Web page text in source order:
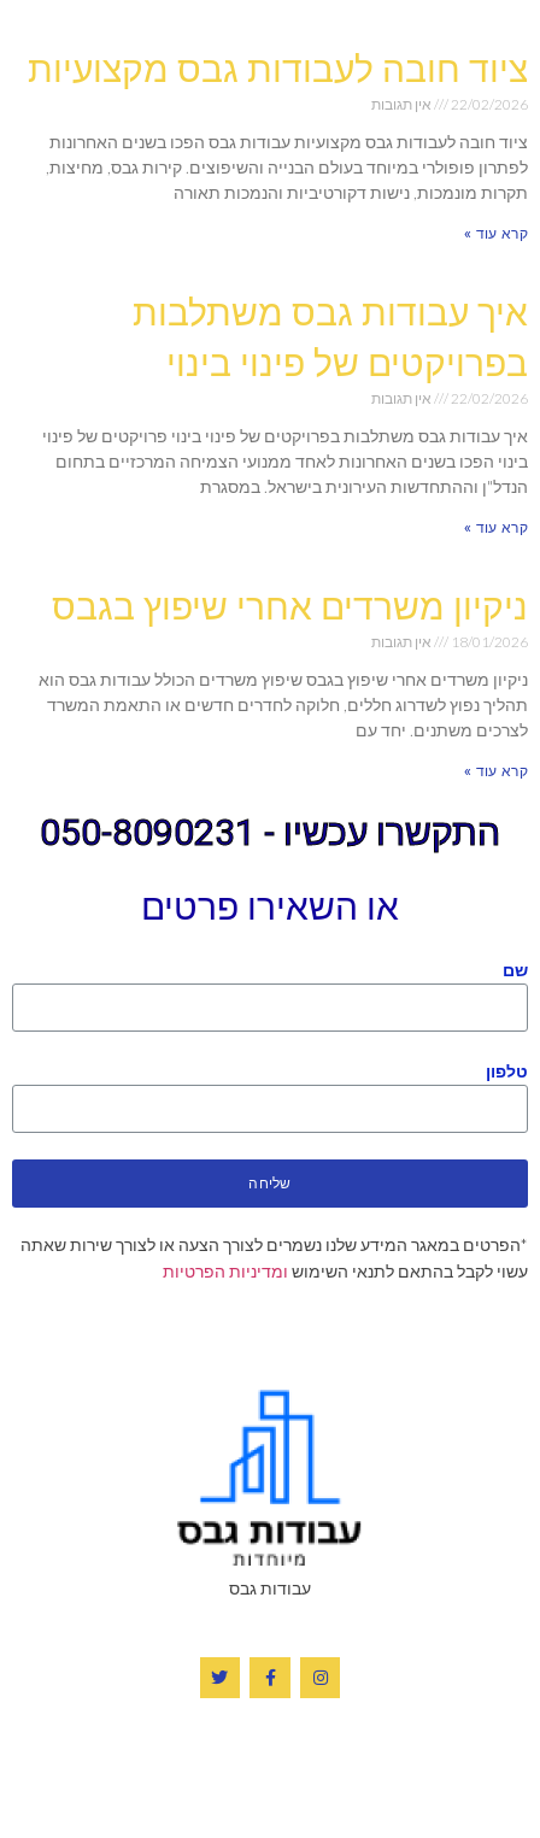
ציוד חובה לעבודות גבס מקצועיות
22/02/2026 אין תגובות
ציוד חובה לעבודות גבס מקצועיות עבודות גבס הפכו בשנים האחרונות
לפתרון פופולרי במיוחד בעולם הבנייה והשיפוצים. קירות גבס, מחיצות,
תקרות מונמכות, נישות דקורטיביות והנמכות תאורה
קרא עוד »
איך עבודות גבס משתלבות
בפרויקטים של פינוי בינוי
22/02/2026 אין תגובות
איך עבודות גבס משתלבות בפרויקטים של פינוי בינוי פרויקטים של פינוי
בינוי הפכו בשנים האחרונות לאחד ממנועי הצמיחה המרכזיים בתחום
הנדל"ן וההתחדשות העירונית בישראל. במסגרת
קרא עוד »
ניקיון משרדים אחרי שיפוץ בגבס
18/01/2026 אין תגובות
ניקיון משרדים אחרי שיפוץ בגבס שיפוץ משרדים הכולל עבודות גבס הוא
תהליך נפוץ לשדרוג חללים, חלוקה לחדרים חדשים או התאמת המשרד
לצרכים משתנים. יחד עם
קרא עוד »
התקשרו עכשיו - 050-8090231
או השאירו פרטים
שם
טלפון
שליחה
*הפרטים במאגר המידע שלנו נשמרים לצורך הצעה או לצורך שירות שאתה
עשוי לקבל בהתאם לתנאי השימוש ומדיניות הפרטיות
עבודות גבס